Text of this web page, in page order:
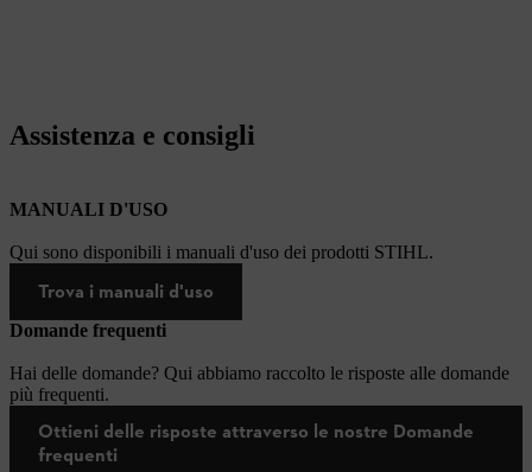
Assistenza e consigli
MANUALI D'USO
Qui sono disponibili i manuali d'uso dei prodotti STIHL.
Trova i manuali d'uso
Domande frequenti
Hai delle domande? Qui abbiamo raccolto le risposte alle domande
più frequenti.
Ottieni delle risposte attraverso le nostre Domande
frequenti